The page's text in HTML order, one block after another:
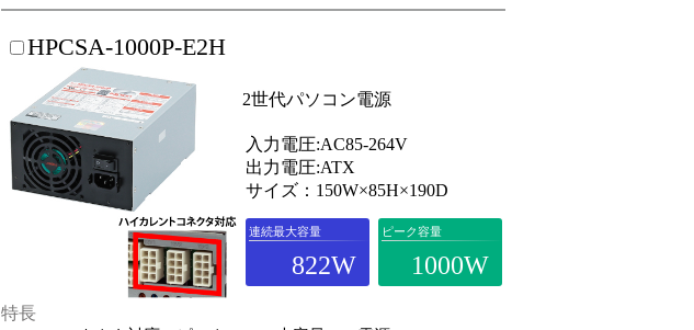
HPCSA-1000P-E2H
2世代パソコン電源
入力電圧:AC85-264V
出力電圧:ATX
サイズ：150W×85H×190D
連続最大容量
822W
ピーク容量
1000W
特長